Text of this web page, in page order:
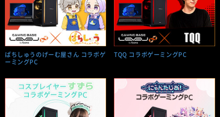
ぱちしゅうのげーむ屋さん コラボゲ
ーミングPC
TQQ コラボゲーミングPC